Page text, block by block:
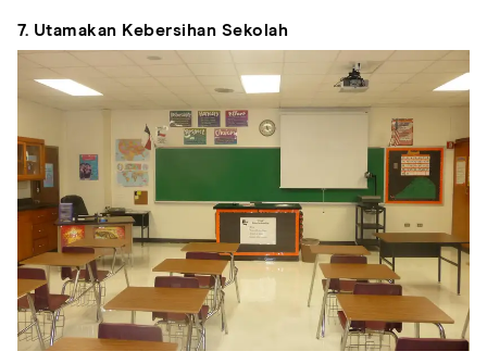
7. Utamakan Kebersihan Sekolah